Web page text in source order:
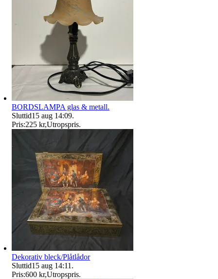
BORDSLAMPA glas & metall.
Sluttid15 aug 14:09.
Pris:225 kr,Utropspris.
Dekorativ bleck/Plåtlådor
Sluttid15 aug 14:11 .
Pris:600 kr,Utropspris.